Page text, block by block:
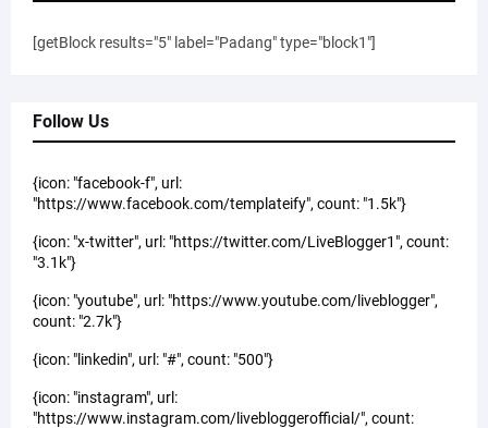
[getBlock results="5" label="Padang" type="block1"]
Follow Us
{icon: "facebook-f", url:
"https://www.facebook.com/templateify", count: "1.5k"}
{icon: "x-twitter", url: "https://twitter.com/LiveBlogger1", count:
"3.1k"}
{icon: "youtube", url: "https://www.youtube.com/liveblogger",
count: "2.7k"}
{icon: "linkedin", url: "#", count: "500"}
{icon: "instagram", url:
"https://www.instagram.com/livebloggerofficial/", count: